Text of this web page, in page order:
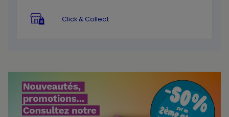
Click & Collect